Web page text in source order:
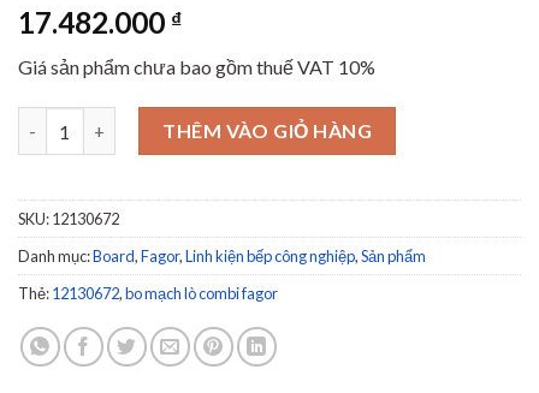
17.482.000 ₫
Giá sản phẩm chưa bao gồm thuế VAT 10%
Fagor Commercial 12130672 BOARD CAMWASHER số lượng
THÊM VÀO GIỎ HÀNG
SKU:12130672
Danh mục:Board,Fagor,Linh kiện bếp công nghiệp,Sản phẩm
Thẻ:12130672,bo mạch lò combi fagor